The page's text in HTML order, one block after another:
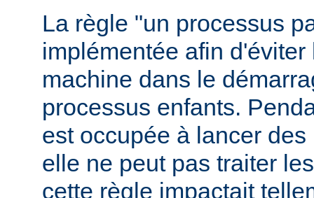
La règle "un processus
implémentée afin
machine dans le
processus enfants.
est occupée à lancer
elle ne peut pas traiter
cette règle impactait